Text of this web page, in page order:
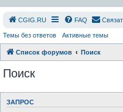
СGIG.RU FAQ
Темы без ответов Активные темы
Список форумов Поиск
Поиск
ЗАПРОС